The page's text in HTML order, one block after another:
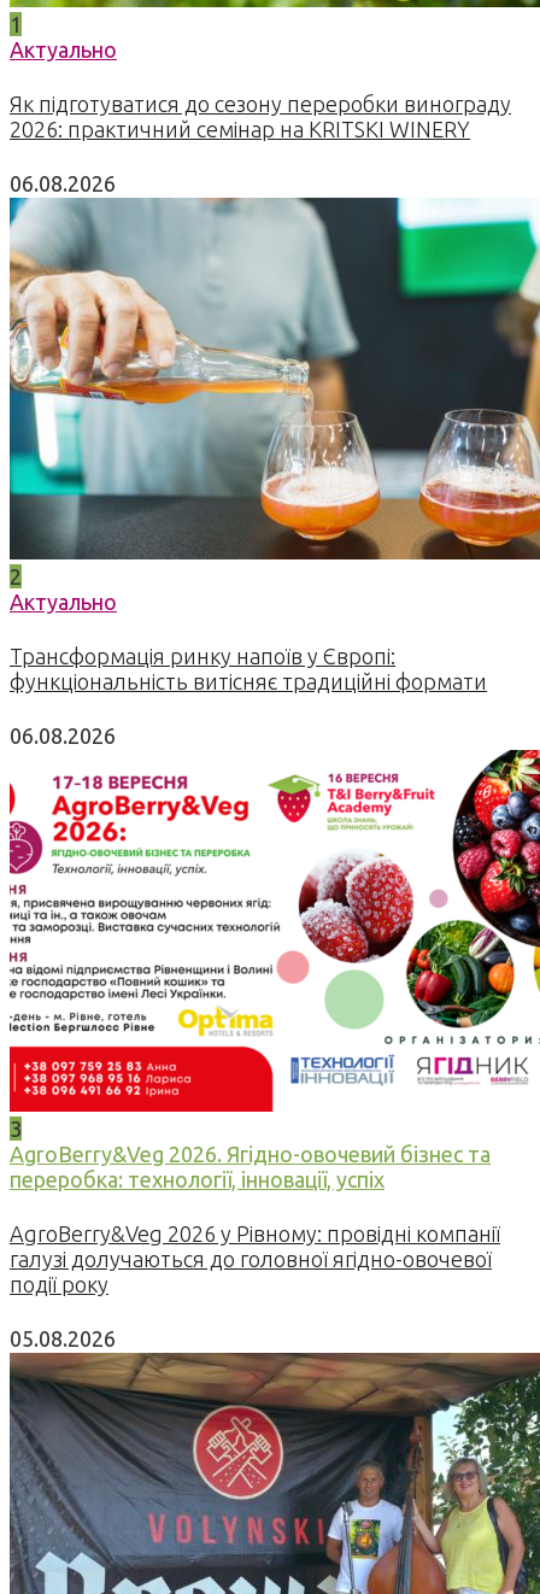
1
Актуально
Як підготуватися до сезону переробки винограду
2026: практичний семінар на KRITSKI WINERY
06.08.2026
2
Актуально
Трансформація ринку напоїв у Європі:
функціональність витісняє традиційні формати
06.08.2026
3
AgroBerry&Veg 2026. Ягідно-овочевий бізнес та
переробка: технології, інновації, успіх
AgroBerry&Veg 2026 у Рівному: провідні компанії
галузі долучаються до головної ягідно-овочевої
події року
05.08.2026